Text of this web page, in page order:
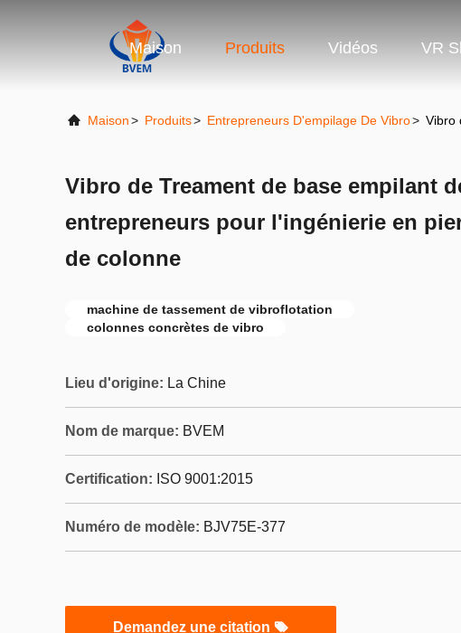
Maison Produits Vidéos VR
Maison> Produits> Entrepreneurs D'empilage De Vibro> Vibro
Vibro de Treament de base empilant
entrepreneurs pour l'ingénierie en
de colonne
machine de tassement de vibroflotation
colonnes concrètes de vibro
Lieu d'origine: La Chine
Nom de marque: BVEM
Certification: ISO 9001:2015
Numéro de modèle: BJV75E-377
Demandez une citation